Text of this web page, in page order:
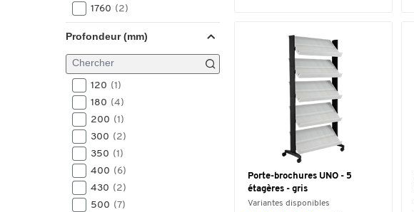
1760 (2)
1800(1)
1860 (2)
1950
Profondeur (mm)
120 (1)
180 (4)
200 (1)
300 (2)
350 (1)
400 (6)
430 (2)
500 (7)
Porte-brochures UNO - 5
étagères - gris
Variantes disponibles